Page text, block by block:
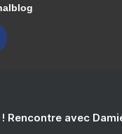
Rencontre avec